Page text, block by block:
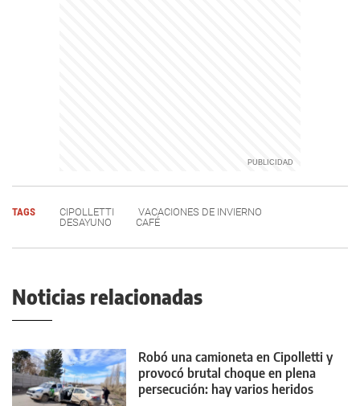
TAGS CIPOLLETTI
VACACIONES DE INVIERNO
DESAYUNO
CAFÉ
Noticias relacionadas
Robó una camioneta en Cipolletti y
provocó brutal choque en plena
persecución: hay varios heridos